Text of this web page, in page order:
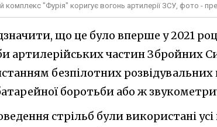
комплекс "Фурія" коригує вогонь артилерії ЗСУ, фото -
що це було вперше у 2021
артилерійських частин Збройних
безпілотних розвідувальних
боротьби або ж
стрільб були використані